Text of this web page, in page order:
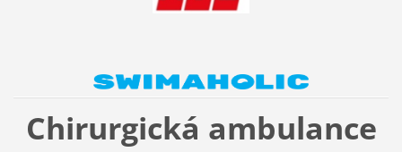
Chirurgická ambulance